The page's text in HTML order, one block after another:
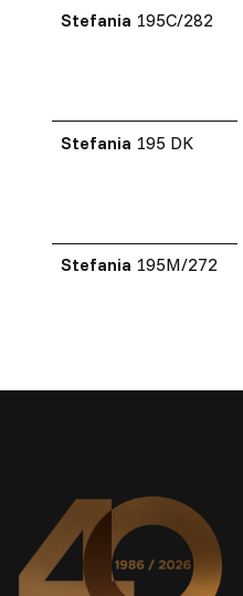
Stefania 195C/282
Stefania 195 DK
Stefania 195M/272